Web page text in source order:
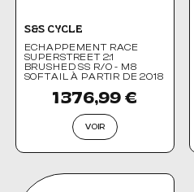
S&S CYCLE
ECHAPPEMENT RACE
SUPERSTREET 2:1
BRUSHED SS R/O - M8
SOFTAIL À PARTIR DE 2018
1 376,99 €
VOIR